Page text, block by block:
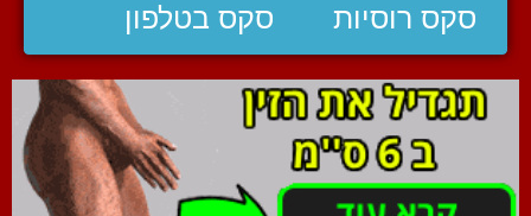
סקס רוסיות סקס בטלפון